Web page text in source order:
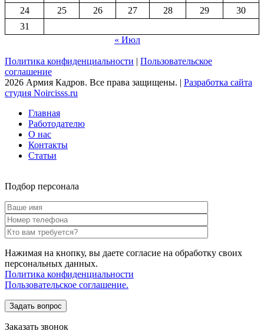
24
25 26 27 28 29
30
31
« Июл
Политика конфиденциальности | Пользовательское
соглашение
2026 Армия Кадров. Все права защищены. | Разработка сайта
студия Noircisss.ru
Главная
Работодателю
О нас
Контакты
Статьи
Подбор персонала
Нажимая на кнопку, вы даете согласие на обработку своих
персональных данных.
Политика конфиденциальности
Пользовательское соглашение.
Заказать звонок